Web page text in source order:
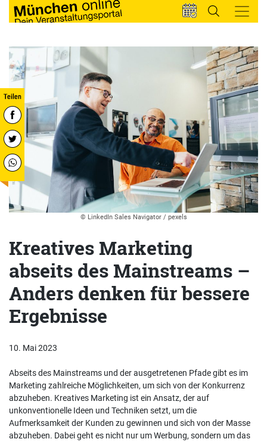
© LinkedIn Sales Navigator / pexels
Kreatives Marketing
abseits des Mainstreams –
Anders denken für bessere
Ergebnisse
10. Mai 2023
Abseits des Mainstreams und der ausgetretenen Pfade gibt es im
Marketing zahlreiche Möglichkeiten, um sich von der Konkurrenz
abzuheben. Kreatives Marketing ist ein Ansatz, der auf
unkonventionelle Ideen und Techniken setzt, um die
Aufmerksamkeit der Kunden zu gewinnen und sich von der Masse
abzuheben. Dabei geht es nicht nur um Werbung, sondern um das